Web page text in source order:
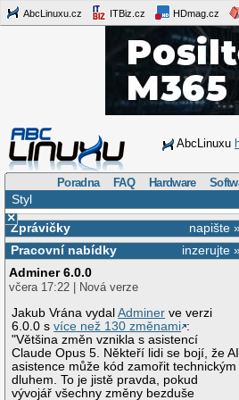
AbcLinuxu.cz ITBiz.cz HDmag.cz
AbcLinuxu
Poradna FAQ Hardware
Styl
×
napište
Zprávičky
inzerujte
Pracovní nabídky
Adminer 6.0.0
včera 17:22 | Nová verze
Jakub Vrána vydalAdminer ve verzi
6.0.0 svíce než 130 změnami :
"Většina změn vznikla s asistencí
Claude Opus 5. Někteří lidi se bojí, že AI
asistence může kód zamořit technickým
dluhem. To je jistě pravda, pokud
vývojář všechny změny bezduše